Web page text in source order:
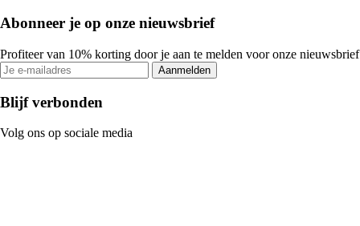
Abonneer je op onze nieuwsbrief
Profiteer van 10% korting door je aan te melden voor onze nieuwsbrief
Aanmelden
Blijf verbonden
Volg ons op sociale media